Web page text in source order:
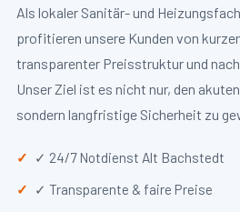
Als lokaler Sanitär- und
profitieren unsere Kunden von
transparenter Preisstruktur und
Unser Ziel ist es nicht nur, den
sondern langfristige Sicherheit zu
✓ 24/7 Notdienst Alt Bachstedt
✓ Transparente & faire Preise